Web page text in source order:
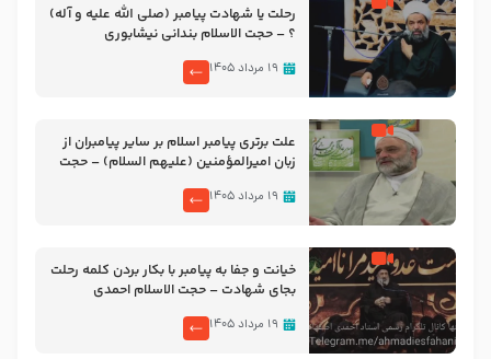
رحلت یا شهادت پیامبر (صلی الله علیه و آله)
؟ – حجت الاسلام بندانی نیشابوری
۱۹ مرداد ۱۴۰۵
علت برتری پیامبر اسلام بر سایر پیامبران از
زبان امیرالمؤمنین (علیهم السلام) – حجت
۱۹ مرداد ۱۴۰۵
خیانت و جفا به پیامبر با بکار بردن کلمه رحلت
بجای شهادت – حجت الاسلام احمدی
۱۹ مرداد ۱۴۰۵